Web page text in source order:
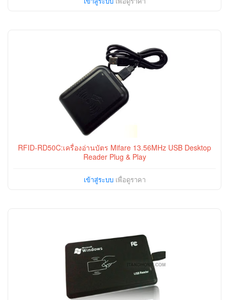
RFID-RD50C:เครื่องอ่านบัตร Mifare 13.56MHz USB Desktop
Reader Plug & Play
เข้าสู่ระบบเพื่อดูราคา